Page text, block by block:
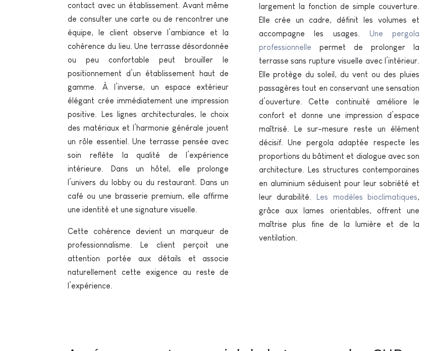
contact avec un établissement. Avant même
de consulter une carte ou de rencontrer une
équipe, le client observe l’ambiance et la
cohérence du lieu. Une terrasse désordonnée
ou peu confortable peut brouiller le
positionnement d’un établissement haut de
gamme. À l’inverse, un espace extérieur
élégant crée immédiatement une impression
positive. Les lignes architecturales, le choix
des matériaux et l’harmonie générale jouent
un rôle essentiel. Une terrasse pensée avec
soin reflète la qualité de l’expérience
intérieure. Dans un hôtel, elle prolonge
l’univers du lobby ou du restaurant. Dans un
café ou une brasserie premium, elle affirme
une identité et une signature visuelle.
Cette cohérence devient un marqueur de
professionnalisme. Le client perçoit une
attention portée aux détails et associe
naturellement cette exigence au reste de
l’expérience.
largement la fonction de simple couverture.
Elle crée un cadre, définit les volumes et
accompagne les usages. Une pergola
professionnelle permet de prolonger la
terrasse sans rupture visuelle avec l’intérieur.
Elle protège du soleil, du vent ou des pluies
passagères tout en conservant une sensation
d’ouverture. Cette continuité améliore le
confort et donne une impression d’espace
maîtrisé. Le sur-mesure reste un élément
décisif. Une pergola adaptée respecte les
proportions du bâtiment et dialogue avec son
architecture. Les structures contemporaines
en aluminium séduisent pour leur sobriété et
leur durabilité.
Les modèles bioclimatiques,
grâce aux lames orientables, offrent une
maîtrise plus fine de la lumière et de la
ventilation.